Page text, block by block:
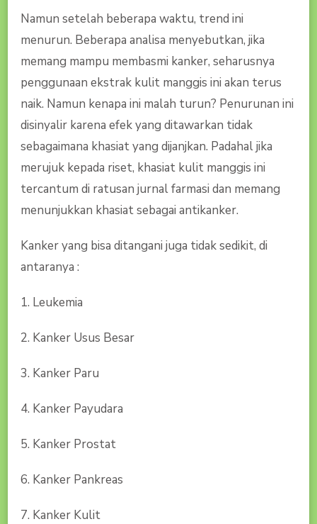
Namun setelah beberapa waktu, trend ini
menurun. Beberapa analisa menyebutkan, jika
memang mampu membasmi kanker, seharusnya
penggunaan ekstrak kulit manggis ini akan terus
naik. Namun kenapa ini malah turun? Penurunan ini
disinyalir karena efek yang ditawarkan tidak
sebagaimana khasiat yang dijanjkan. Padahal jika
merujuk kepada riset, khasiat kulit manggis ini
tercantum di ratusan jurnal farmasi dan memang
menunjukkan khasiat sebagai antikanker.
Kanker yang bisa ditangani juga tidak sedikit, di
antaranya :
1. Leukemia
2. Kanker Usus Besar
3. Kanker Paru
4. Kanker Payudara
5. Kanker Prostat
6. Kanker Pankreas
7. Kanker Kulit